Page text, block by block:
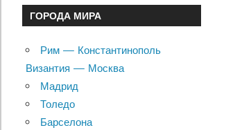
ГОРОДА МИРА
Рим — Константинополь
Византия — Москва
Мадрид
Толедо
Барселона